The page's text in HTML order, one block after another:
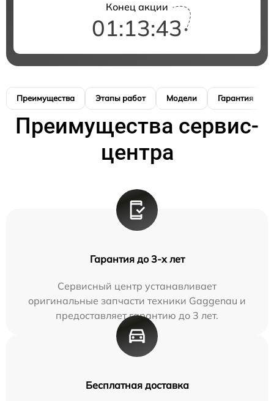
Конец акции
01:13:42
Преимущества Этапы работ Модели Гарантия
Преимущества сервис-
центра
Гарантия до 3-х лет
Сервисный центр устанавливает
оригинальные запчасти техники Gaggenau и
предоставляет гарантию до 3 лет.
Бесплатная доставка